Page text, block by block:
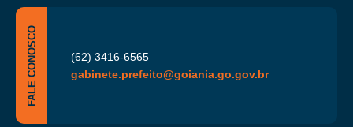
FALE CONOSCO
(62) 3416-6565
gabinete.prefeito@goiania.go.gov.br